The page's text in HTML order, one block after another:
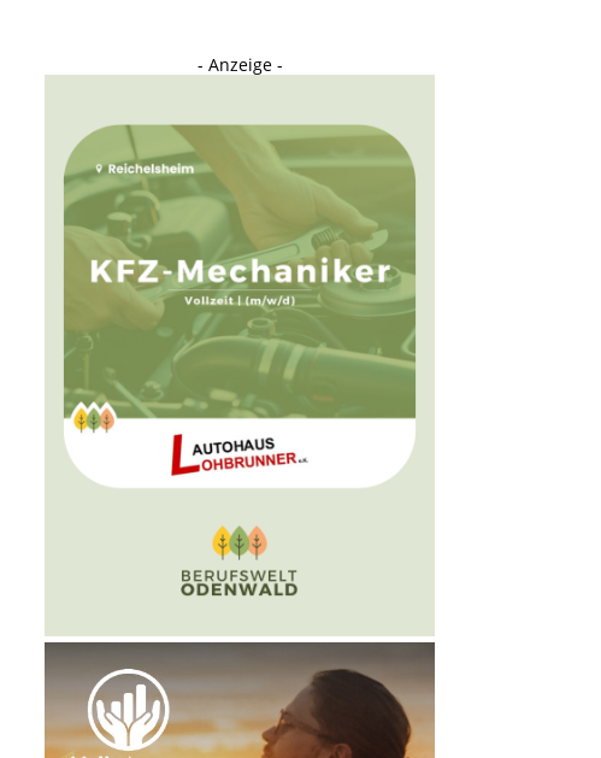
- Anzeige -